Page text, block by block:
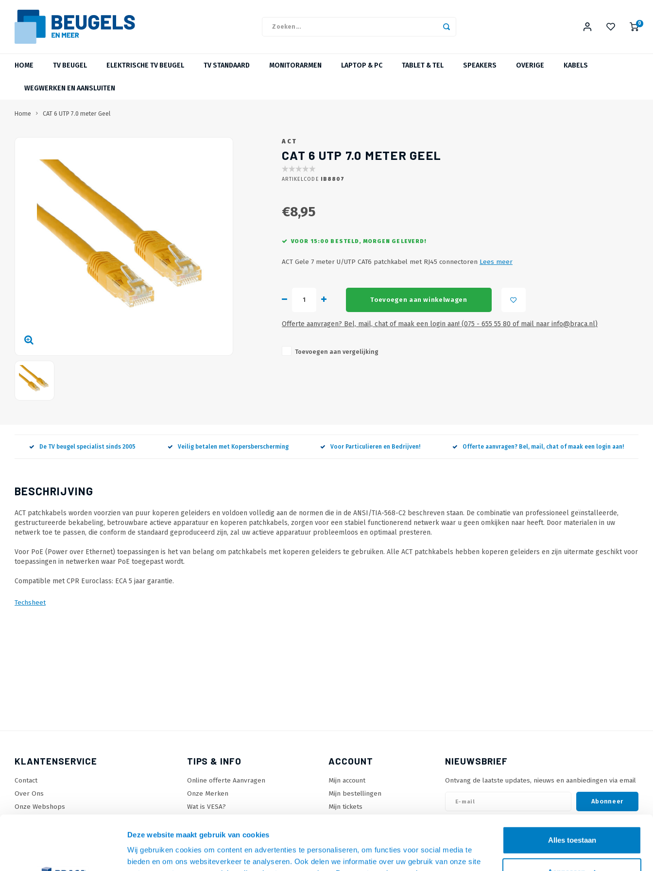
Deze website maakt gebruik van cookies
Wij gebruiken cookies om content en advertenties te personaliseren, om functies voor social media te
bieden en om ons websiteverkeer te analyseren. Ook delen we informatie over uw gebruik van onze site
Alles toestaan
0
HOME TV BEUGEL ELEKTRISCHE TV BEUGEL TV STANDAARD MONITORARMEN LAPTOP & PC TABLET & TEL SPEAKERS OVERIGE KABELS
WEGWERKEN EN AANSLUITEN
Home CAT 6 UTP 7.0 meter Geel
ACT
CAT 6 UTP 7.0 METER GEEL
ARTIKELCODE IB8807
€8,95
VOOR 15:00 BESTELD, MORGEN GELEVERD!
ACT Gele 7 meter U/UTP CAT6 patchkabel met RJ45 connectoren Lees meer
Toevoegen aan winkelwagen
Offerte aanvragen? Bel, mail, chat of maak een login aan! (075 - 655 55 80 of mail naar info@braca.nl)
Toevoegen aan vergelijking
De TV beugel specialist sinds 2005 Veilig betalen met Kopersberscherming Voor Particulieren en Bedrijven! Offerte aanvragen? Bel, mail, chat of maak een login aan!
BESCHRIJVING
ACT patchkabels worden voorzien van puur koperen geleiders en voldoen volledig aan de normen die in de ANSI/TIA-568-C2 beschreven staan. De combinatie van professioneel geïnstalleerde,
gestructureerde bekabeling, betrouwbare actieve apparatuur en koperen patchkabels, zorgen voor een stabiel functionerend netwerk waar u geen omkijken naar heeft. Door materialen in uw
netwerk toe te passen, die conform de standaard geproduceerd zijn, zal uw actieve apparatuur probleemloos en optimaal presteren.
Voor PoE (Power over Ethernet) toepassingen is het van belang om patchkabels met koperen geleiders te gebruiken. Alle ACT patchkabels hebben koperen geleiders en zijn uitermate geschikt voor
toepassingen in netwerken waar PoE toegepast wordt.
Compatible met CPR Euroclass: ECA 5 jaar garantie.
Techsheet
KLANTENSERVICE
Contact
Over Ons
Onze Webshops
TIPS & INFO
Online offerte Aanvragen
Onze Merken
Wat is VESA?
TV standaard keuzehulp
TV lift keuzehulp
Monitorarm keuzehulp
ACCOUNT
Mijn account
Mijn bestellingen
Mijn tickets
NIEUWSBRIEF
Ontvang de laatste updates, nieuws en aanbiedingen via email
Abonneer